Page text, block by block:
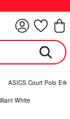
ASICS Court Polo